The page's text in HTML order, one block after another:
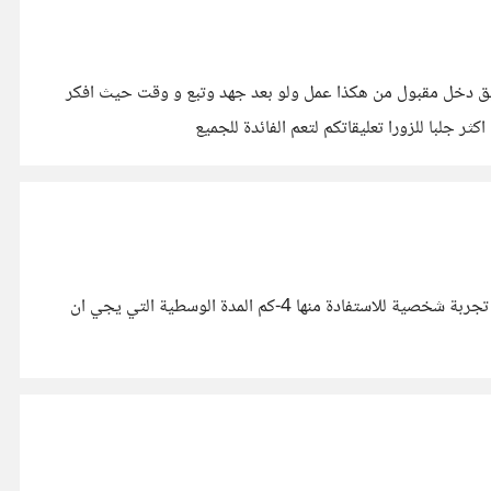
دخل مقبول من هكذا عمل ولو بعد جهد وتبع و وقت حيث افكر
للزورا تعليقاتكم لتعم الفائدة للجميع
السلام عليكم... ارجو الافادة بخصوص udemy 1-هل هناك طريقة لسحب الربح غير pay pal 2-كيفية تقاسم الربح مع الموقع 3-هل هناك تجربة شخصية للاستفادة منها 4-كم المدة الوسطية التي يجي ان